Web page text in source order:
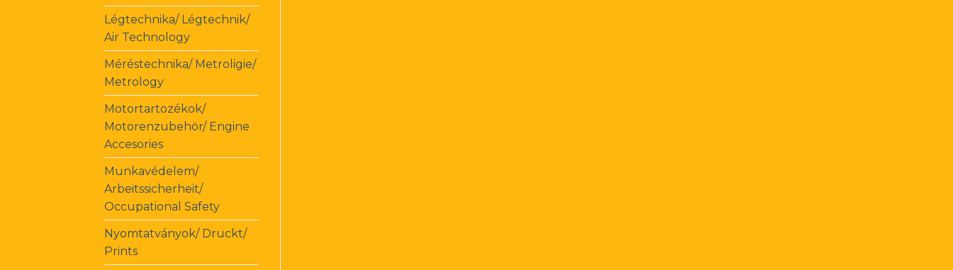
Légtechnika/ Légtechnik/
Air Technology
Méréstechnika/ Metroligie/
Metrology
Motortartozékok/
Motorenzubehör/ Engine
Accesories
Munkavédelem/
Arbeitssicherheit/
Occupational Safety
Nyomtatványok/ Druckt/
Prints